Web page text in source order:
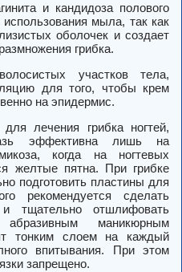
и кандидоза полового
мыла, так как
оболочек и создает
грибка.
участков тела,
для того, чтобы крем
на эпидермис.
лечения грибка ногтей,
эффективна лишь на
когда на ногтевых
желтые пятна. При грибке
подготовить пластины для
рекомендуется сделать
тщательно отшлифовать
маникюрным
тонким слоем на каждый
впитывания. При этом
запрещено.